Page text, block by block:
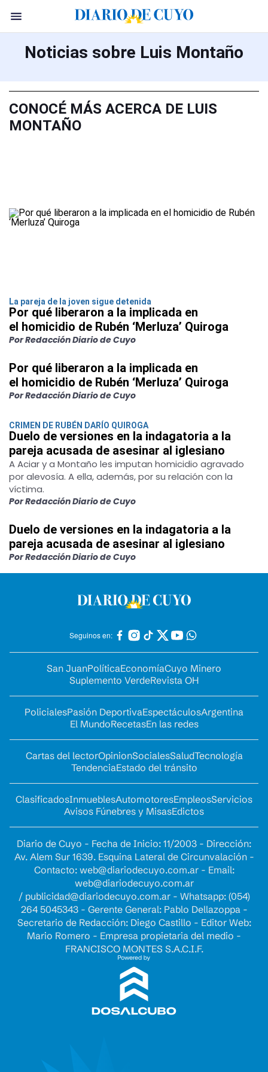
Noticias sobre Luis Montaño
CONOCÉ MÁS ACERCA DE LUIS
MONTAÑO
La pareja de la joven sigue detenida
Por qué liberaron a la implicada en
el homicidio de Rubén ‘Merluza’ Quiroga
Por Redacción Diario de Cuyo
Por qué liberaron a la implicada en
el homicidio de Rubén ‘Merluza’ Quiroga
Por Redacción Diario de Cuyo
CRIMEN DE RUBÉN DARÍO QUIROGA
Duelo de versiones en la indagatoria a la
pareja acusada de asesinar al iglesiano
A Aciar y a Montaño les imputan homicidio agravado
por alevosía. A ella, además, por su relación con la
víctima.
Por Redacción Diario de Cuyo
Duelo de versiones en la indagatoria a la
pareja acusada de asesinar al iglesiano
Por Redacción Diario de Cuyo
Seguinos en:
San JuanPolíticaEconomíaCuyo Minero
Suplemento VerdeRevista OH
PolicialesPasión DeportivaEspectáculosArgentina
El MundoRecetasEn las redes
Cartas del lectorOpinionSocialesSaludTecnología
TendenciaEstado del tránsito
ClasificadosInmueblesAutomotoresEmpleosServicios
Avisos Fúnebres y MisasEdictos
Diario de Cuyo - Fecha de Inicio: 11/2003 - Dirección:
Av. Alem Sur 1639. Esquina Lateral de Circunvalación -
Contacto: web@diariodecuyo.com.ar- Email:
web@diariodecuyo.com.ar
/ publicidad@diariodecuyo.com.ar- Whatsapp: (054)
264 5045343 - Gerente General: Pablo Dellazoppa -
Secretario de Redacción: Diego Castillo - Editor Web:
Mario Romero - Empresa propietaria del medio -
FRANCISCO MONTES S.A.C.I.F.